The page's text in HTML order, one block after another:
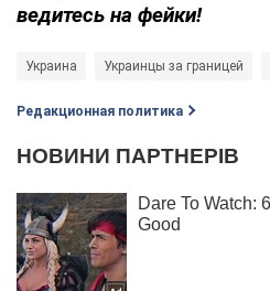
ведитесь на фейки!
Украина Украинцы за границей
Редакционная политика